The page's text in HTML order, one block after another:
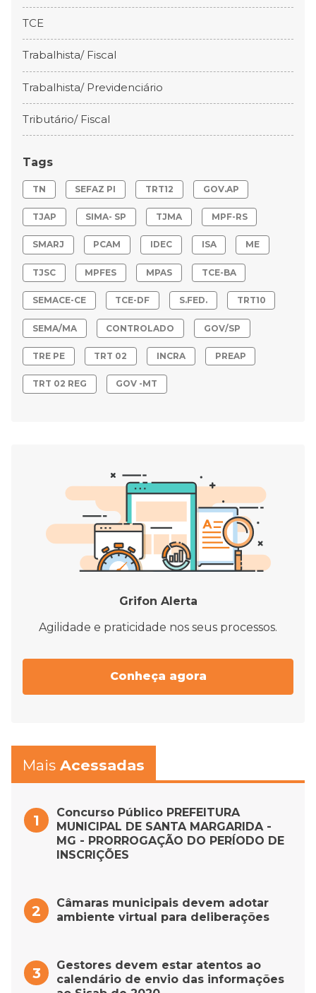
TCE
Trabalhista/ Fiscal
Trabalhista/ Previdenciário
Tributário/ Fiscal
Tags
TN SEFAZ PI TRT12 GOV.AP
TJAP SIMA- SP TJMA MPF-RS
SMARJ PCAM IDEC ISA ME
TJSC MPFES MPAS TCE-BA
SEMACE-CE TCE-DF S.FED. TRT10
SEMA/MA CONTROLADO GOV/SP
TRE PE TRT 02 INCRA PREAP
TRT 02 REG GOV -MT
Grifon Alerta
Agilidade e praticidade nos seus processos.
Conheça agora
Mais Acessadas
Concurso Público PREFEITURA
MUNICIPAL DE SANTA MARGARIDA -
MG - PRORROGAÇÃO DO PERÍODO DE
INSCRIÇÕES
Câmaras municipais devem adotar
ambiente virtual para deliberações
Gestores devem estar atentos ao
calendário de envio das informações